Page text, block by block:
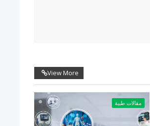
View More
مقالات طبية